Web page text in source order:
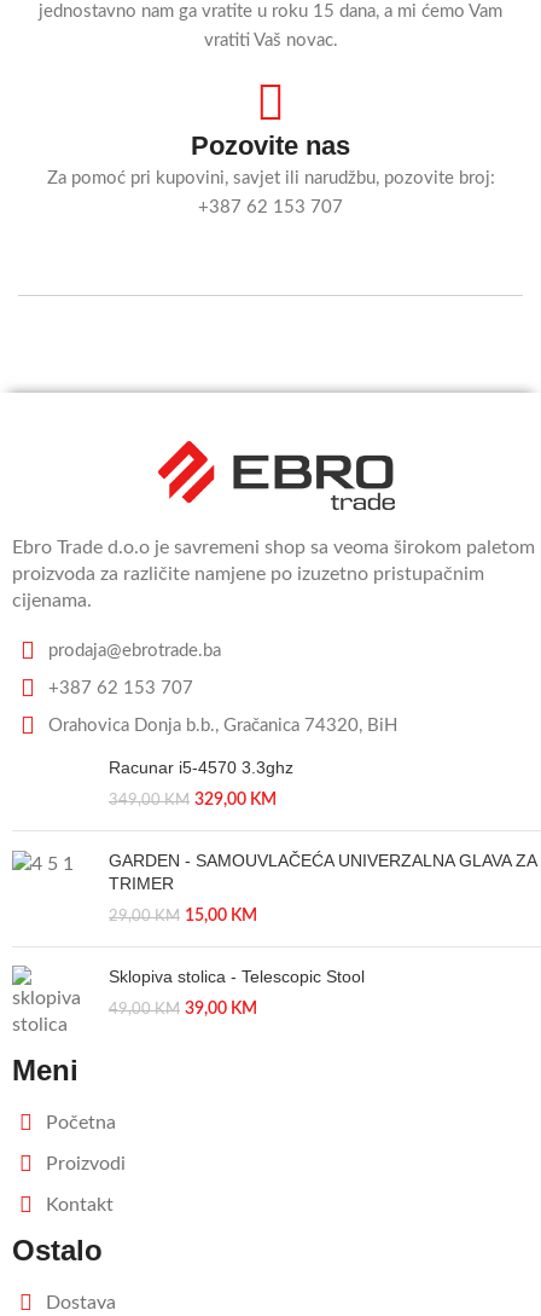
jednostavno nam ga vratite u roku 15 dana, a mi ćemo Vam
vratiti Vaš novac.
Pozovite nas
Za pomoć pri kupovini, savjet ili narudžbu, pozovite broj:
+387 62 153 707
Ebro Trade d.o.o je savremeni shop sa veoma širokom paletom
proizvoda za različite namjene po izuzetno pristupačnim
cijenama.
prodaja@ebrotrade.ba
+387 62 153 707
Orahovica Donja b.b., Gračanica 74320, BiH
Racunar i5-4570 3.3ghz
349,00KM 329,00 KM
GARDEN - SAMOUVLAČEĆA UNIVERZALNA GLAVA ZA
TRIMER
29,00KM 15,00 KM
Sklopiva stolica - Telescopic Stool
49,00KM 39,00 KM
Meni
Početna
Proizvodi
Kontakt
Ostalo
Dostava